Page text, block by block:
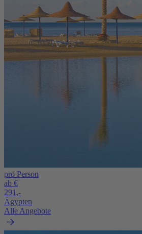
pro Person
ab €
291,-
Ägypten
Alle Angebote